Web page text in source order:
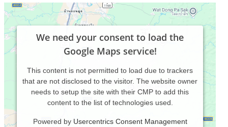
We need your consent to load the
Google Maps service!
This content is not permitted to load due to trackers
that are not disclosed to the visitor. The website owner
needs to setup the site with their CMP to add this
content to the list of technologies used.
Powered by Usercentrics Consent Management